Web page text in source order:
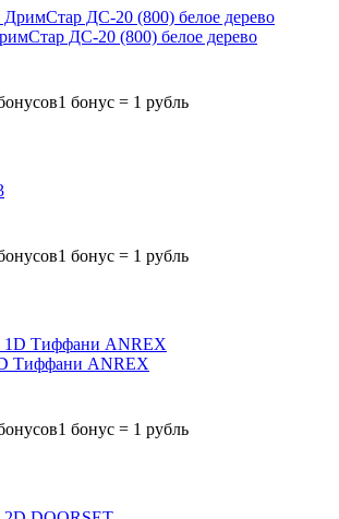
ДС-20 (800) белое дерево
1 бонус = 1 рубль
1 бонус = 1 рубль
Тиффани ANREX
1 бонус = 1 рубль